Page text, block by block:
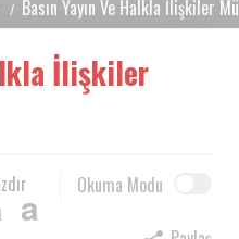
Basın Yayın Ve Halkla İlişkiler
İlişkiler
Okuma Modu
a